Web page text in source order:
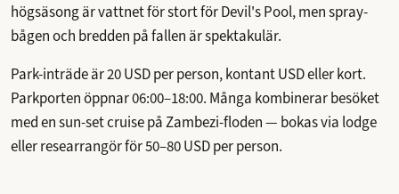
högsäsong är vattnet för stort för Devil's Pool, men spray-
bågen och bredden på fallen är spektakulär.
Park-inträde är 20 USD per person, kontant USD eller kort.
Parkporten öppnar 06:00–18:00. Många kombinerar besöket
med en sun-set cruise på Zambezi-floden — bokas via lodge
eller researrangör för 50–80 USD per person.